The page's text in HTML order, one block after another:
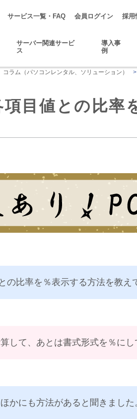
サービス一覧・FAQ 会員ログイン 採用
サーバー関連サービ
ス
導入事
例
コラム（パソコンレンタル、ソリューション） >
目値との比率
の比率を％表示する方法を教え
して、あとは書式形式を％にし
かにも方法があると聞きました